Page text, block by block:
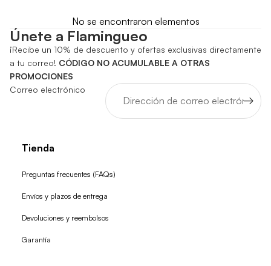
No se encontraron elementos
Únete a Flamingueo
¡Recibe un 10% de descuento y ofertas exclusivas directamente
a tu correo! CÓDIGO NO ACUMULABLE A OTRAS
PROMOCIONES
Correo electrónico
Tienda
Preguntas frecuentes (FAQs)
Envíos y plazos de entrega
Devoluciones y reembolsos
Garantía